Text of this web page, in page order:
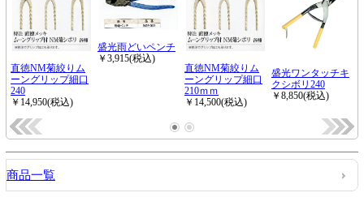
商品一覧